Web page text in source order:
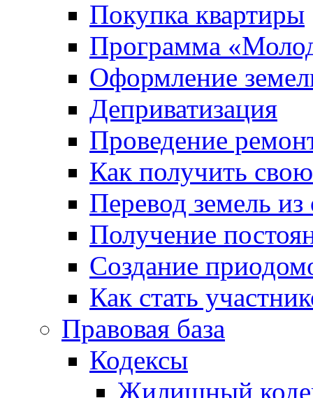
Покупка квартиры
Программа
Оформление
Деприватизация
Проведение
Как получить
Перевод земель
Получение
Создание
Как стать
Правовая база
Кодексы
Жилищный